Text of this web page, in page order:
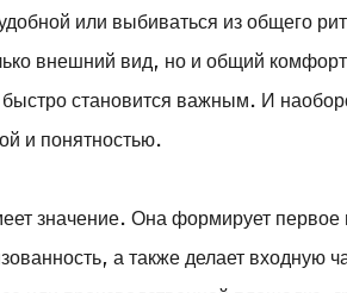
или выбиваться из общего
внешний вид, но и общий
становится важным. И
и понятностью.
значение. Она формирует первое
а также делает входную